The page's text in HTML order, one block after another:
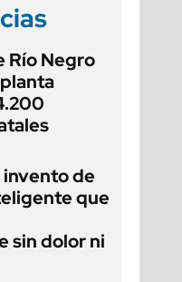
Río Negro
de
que
sin dolor ni